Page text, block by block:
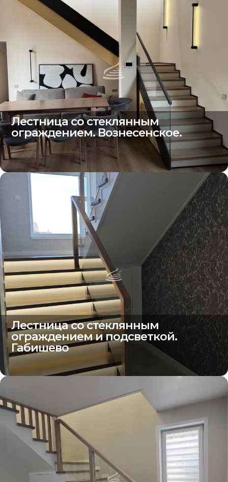
Лестница со стеклянным
ограждением. Вознесенское.
Лестница со стеклянным
ограждением и подсветкой.
Габишево